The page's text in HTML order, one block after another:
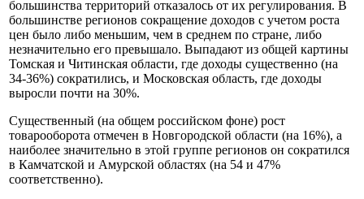
большинства территорий отказалось от их регулирования. В
большинстве регионов сокращение доходов с учетом роста
цен было либо меньшим, чем в среднем по стране, либо
незначительно его превышало. Выпадают из общей картины
Томская и Читинская области, где доходы существенно (на
34-36%) сократились, и Московская область, где доходы
выросли почти на 30%.
Существенный (на общем российском фоне) рост
товарооборота отмечен в Новгородской области (на 16%), а
наиболее значительно в этой группе регионов он сократился
в Камчатской и Амурской областях (на 54 и 47%
соответственно).